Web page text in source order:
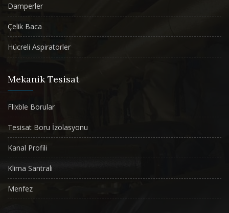
Damperler
Çelik Baca
Hücreli Aspiratörler
Mekanik Tesisat
Flixble Borular
Tesisat Boru İzolasyonu
Kanal Profili
Klima Santrali
Menfez